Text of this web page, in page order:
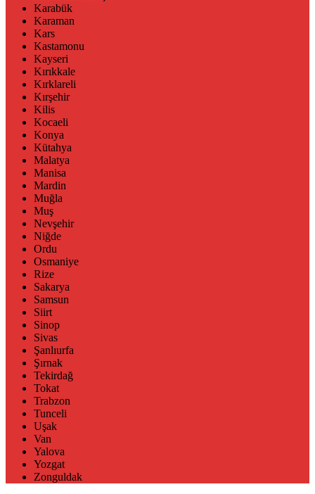
Karabük
Karaman
Kars
Kastamonu
Kayseri
Kırıkkale
Kırklareli
Kırşehir
Kilis
Kocaeli
Konya
Kütahya
Malatya
Manisa
Mardin
Muğla
Muş
Nevşehir
Niğde
Ordu
Osmaniye
Rize
Sakarya
Samsun
Siirt
Sinop
Sivas
Şanlıurfa
Şırnak
Tekirdağ
Tokat
Trabzon
Tunceli
Uşak
Van
Yalova
Yozgat
Zonguldak